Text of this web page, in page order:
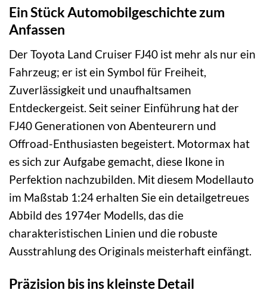
Ein Stück Automobilgeschichte zum
Anfassen
Der Toyota Land Cruiser FJ40 ist mehr als nur ein
Fahrzeug; er ist ein Symbol für Freiheit,
Zuverlässigkeit und unaufhaltsamen
Entdeckergeist. Seit seiner Einführung hat der
FJ40 Generationen von Abenteurern und
Offroad-Enthusiasten begeistert. Motormax hat
es sich zur Aufgabe gemacht, diese Ikone in
Perfektion nachzubilden. Mit diesem Modellauto
im Maßstab 1:24 erhalten Sie ein detailgetreues
Abbild des 1974er Modells, das die
charakteristischen Linien und die robuste
Ausstrahlung des Originals meisterhaft einfängt.
Präzision bis ins kleinste Detail